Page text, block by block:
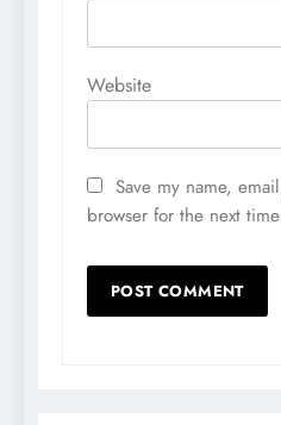
Website
Save my name,
browser for the next